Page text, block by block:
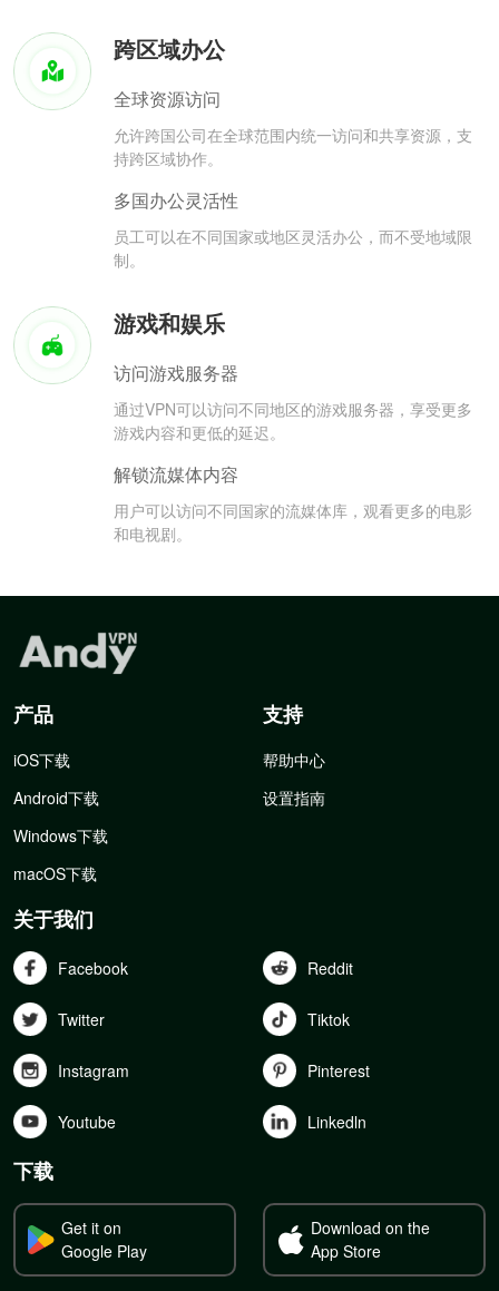
跨区域办公
全球资源访问
允许跨国公司在全球范围内统一访问和共享资源，支
持跨区域协作。
多国办公灵活性
员工可以在不同国家或地区灵活办公，而不受地域限
制。
游戏和娱乐
访问游戏服务器
通过VPN可以访问不同地区的游戏服务器，享受更多
游戏内容和更低的延迟。
解锁流媒体内容
用户可以访问不同国家的流媒体库，观看更多的电影
和电视剧。
产品
iOS下载
Android下载
Windows下载
macOS下载
支持
帮助中心
设置指南
关于我们
Facebook Reddit
Twitter Tiktok
Instagram Pinterest
Youtube Linkedln
下载
Get it on
Google Play
Download on the
App Store